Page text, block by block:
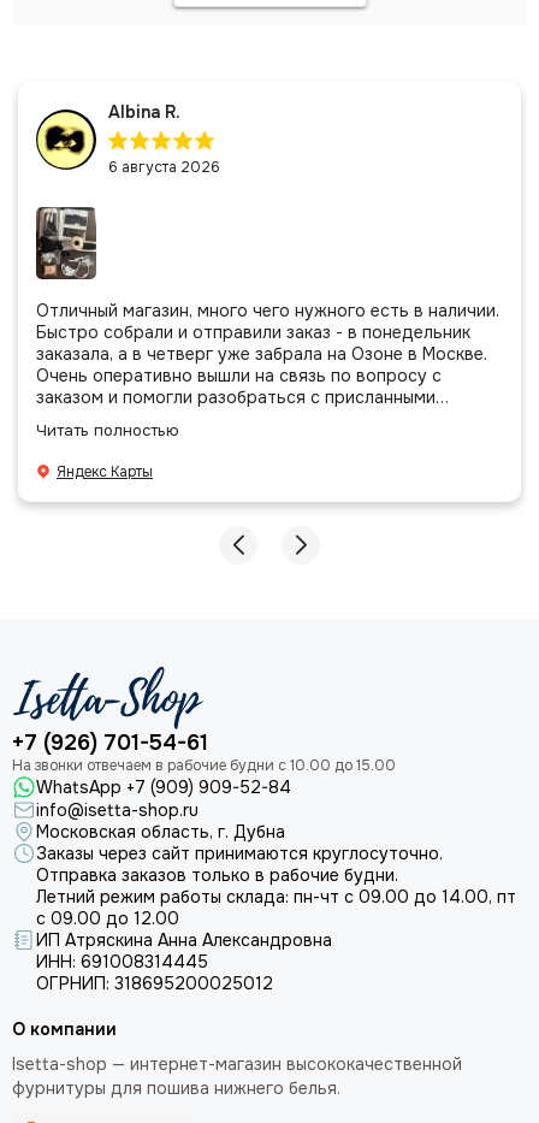
Albina R.
6 августа 2026
Отличный магазин, много чего нужного есть в наличии.
Быстро собрали и отправили заказ - в понедельник
заказала, а в четверг уже забрала на Озоне в Москве.
Очень оперативно вышли на связь по вопросу с
заказом и помогли разобраться с присланными
даже есть подарочек, очень приятно. Спасибо
большое команде!
Читать полностью
Яндекс Карты
+7 (926) 701-54-61
WhatsApp +7 (909) 909-52-84
info@isetta-shop.ru
Московская область, г. Дубна
Заказы через сайт принимаются круглосуточно.
Отправка заказов только в рабочие будни.
Летний режим работы склада: пн-чт с 09.00 до 14.00, пт
с 09.00 до 12.00
ИП Атряскина Анна Александровна
ИНН: 691008314445
ОГРНИП: 318695200025012
О компании
Isetta-shop — интернет-магазин высококачественной
фурнитуры для пошива нижнего белья.